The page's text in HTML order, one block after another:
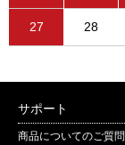
27 28
サポート
商品についてのご質